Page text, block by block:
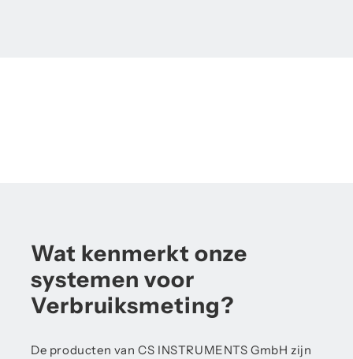
Wat kenmerkt onze
systemen voor
Verbruiksmeting?
De producten van CS INSTRUMENTS GmbH zijn